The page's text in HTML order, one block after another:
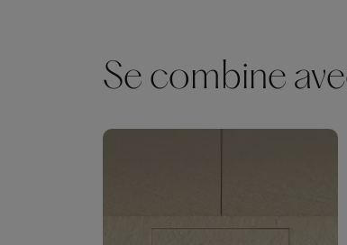
Se combine